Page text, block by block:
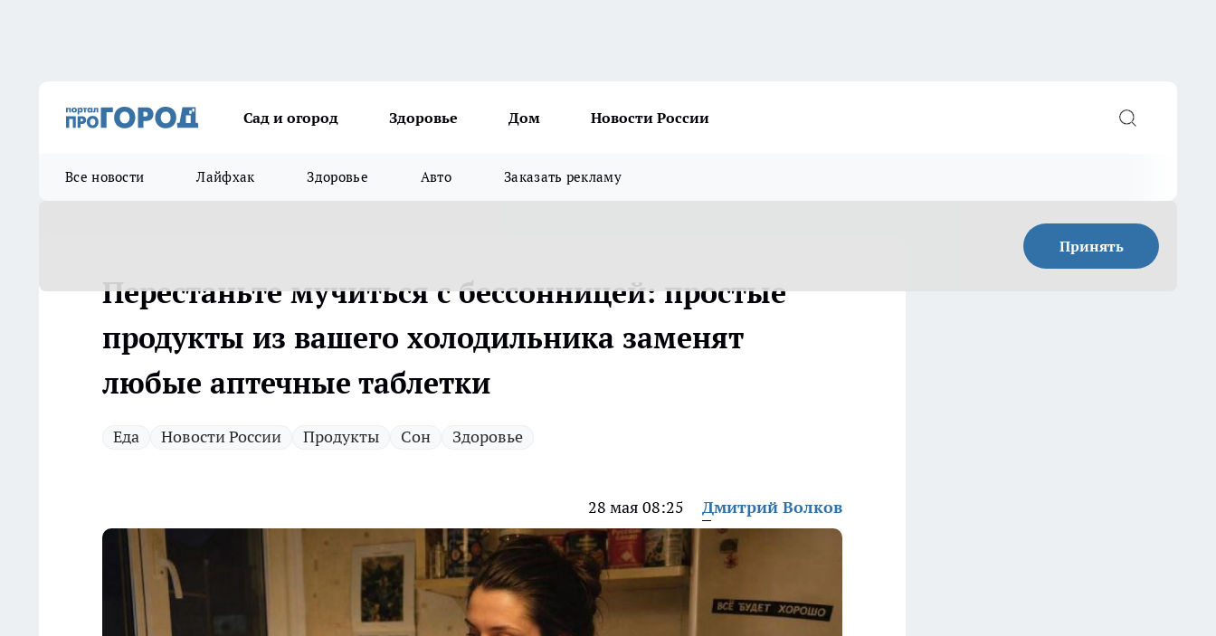
Сад и огород Здоровье Дом Новости России
Все новости Лайфхак Здоровье Авто Заказать рекламу
Принять
Перестаньте мучиться с бессонницей: простые
продукты из вашего холодильника заменят
любые аптечные таблетки
Еда Новости России Продукты Сон Здоровье
28 мая 08:25 Дмитрий Волков